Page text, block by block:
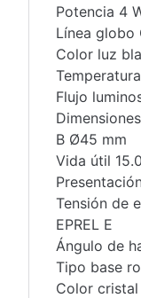
Potencia 4
Línea globo
Color luz
Flujo
B Ø45 mm
Vida útil
Tensión de
EPREL E
Ángulo de
Tipo base
Color